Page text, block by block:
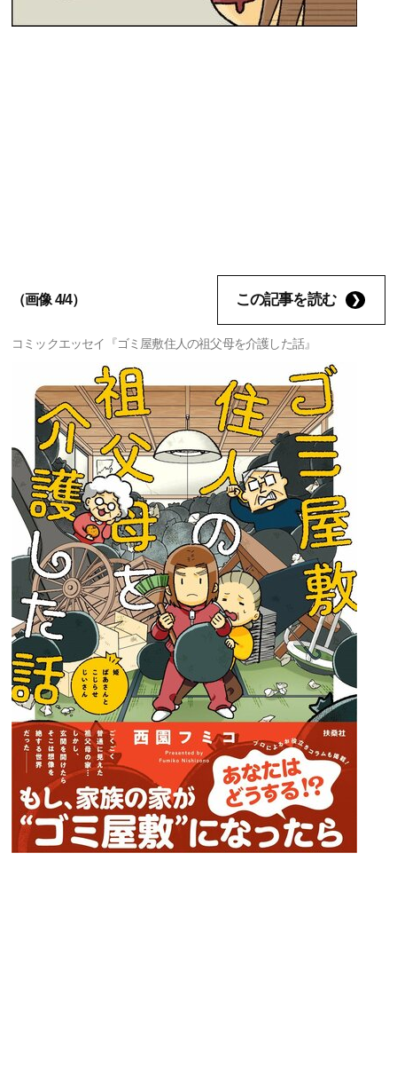
（画像 4/4） この記事を読む
コミックエッセイ『ゴミ屋敷住人の祖父母を介護した話』